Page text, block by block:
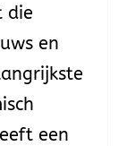
die
en
een